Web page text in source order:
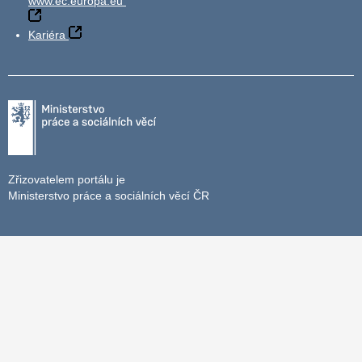
Kariéra
Zřizovatelem portálu je
Ministerstvo práce a sociálních věcí ČR